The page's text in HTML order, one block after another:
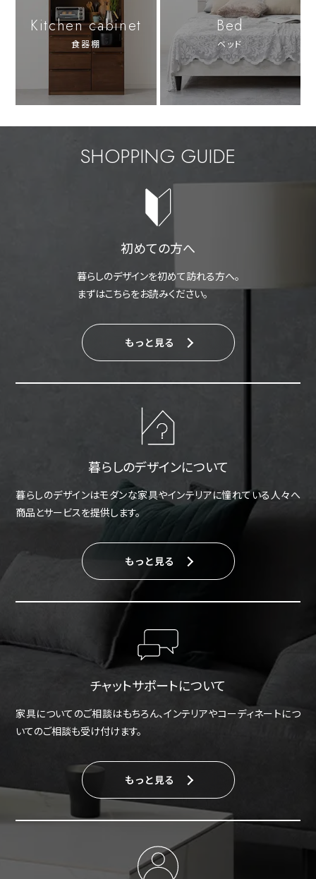
Kitchen cabinet
食器棚
Bed
ベッド
SHOPPING GUIDE
初めての方へ
暮らしのデザインを初めて訪れる方へ。
まずはこちらをお読みください。
もっと見る
暮らしのデザインについて
暮らしのデザインはモダンな家具やインテリアに憧れている人々へ
商品とサービスを提供します。
もっと見る
チャットサポートについて
家具についてのご相談はもちろん、インテリアやコーディネートにつ
いてのご相談も受け付けます。
もっと見る